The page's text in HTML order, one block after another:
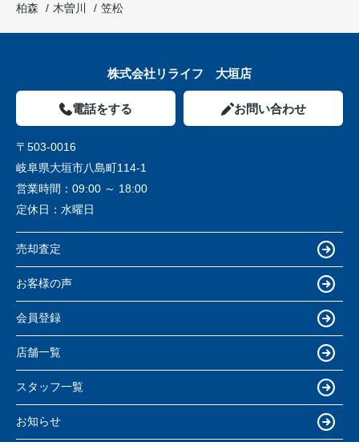
柏森
木曽川 笠松
株式会社リライフ 大垣店
電話をする お問い合わせ
〒503-0016
岐阜県大垣市八島町114-1
営業時間： 09:00 ～ 18:00
定休日： 水曜日
売却査定
お客様の声
会員登録
店舗一覧
スタッフ一覧
お知らせ